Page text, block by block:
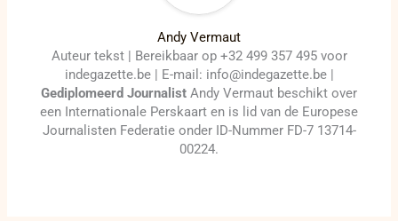
Andy Vermaut
Auteur tekst | Bereikbaar op +32 499 357 495 voor
indegazette.be | E-mail: info@indegazette.be |
Gediplomeerd Journalist Andy Vermaut beschikt over
een Internationale Perskaart en is lid van de Europese
Journalisten Federatie onder ID-Nummer FD-7 13714-
00224.